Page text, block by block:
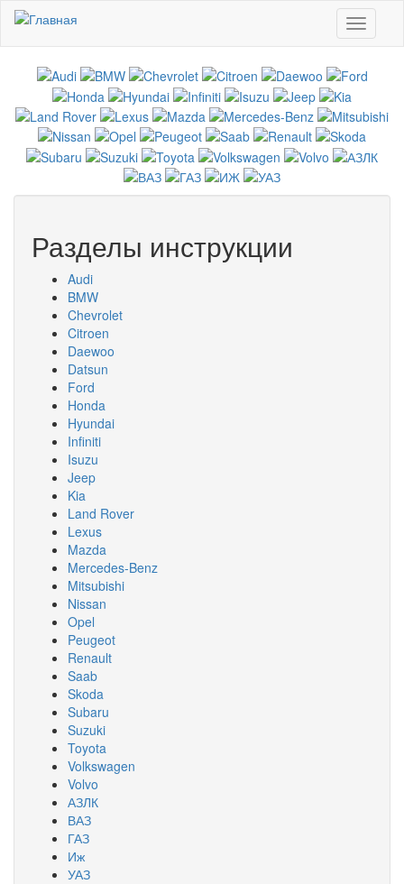
Перейти к основному содержанию
Toggle
Разделы инструкции
Audi
BMW
Chevrolet
Citroen
Daewoo
Datsun
Ford
Honda
Hyundai
Infiniti
Isuzu
Jeep
Kia
Land Rover
Lexus
Mazda
Mercedes-Benz
Mitsubishi
Nissan
Opel
Peugeot
Renault
Saab
Skoda
Subaru
Suzuki
Toyota
Volkswagen
Volvo
АЗЛК
ВАЗ
ГАЗ
Иж
УАЗ